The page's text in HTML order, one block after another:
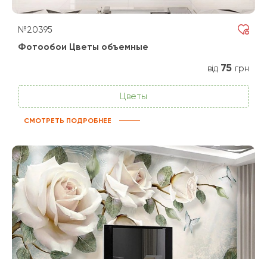
№20395
Фотообои Цветы объемные
від 75 грн
Цветы
СМОТРЕТЬ ПОДРОБНЕЕ